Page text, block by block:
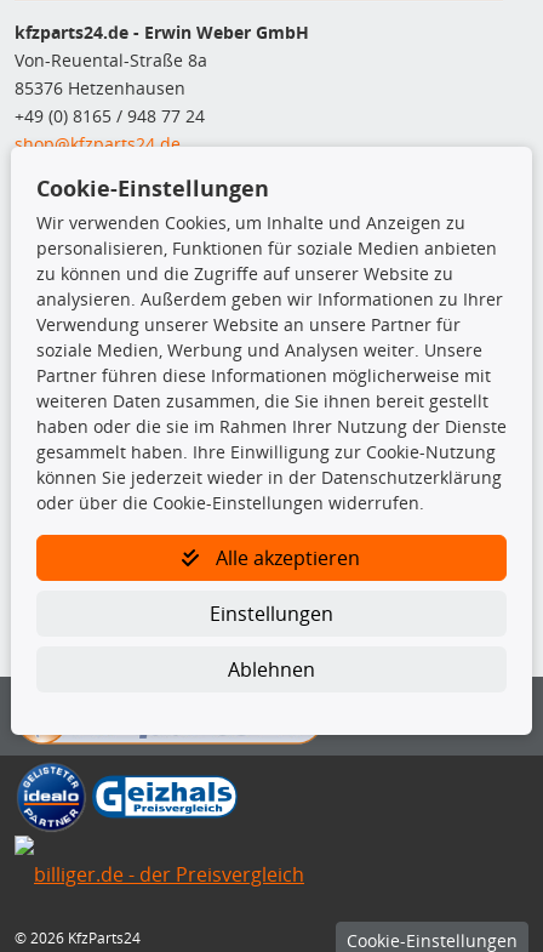
kfzparts24.de - Erwin Weber GmbH
Von-Reuental-Straße 8a
85376 Hetzenhausen
+49 (0) 8165 / 948 77 24
shop@kfzparts24.de
Top Produkte
Dachboxen
Dachgrundträger
Ersatzteile
Fahrradträger
Motoröle
Pflege- & Wartungsmittel
Schneeketten
TecDoc Inside
Die hier angezeigten Daten insbesondere die gesamte Datenbank dürfen
Es ist zu unterlassen, die Daten oder die gesamte Datenbank ohne
Zuwiderhandeln stellt eine Urheberrechtsverletzung dar und wird verfolgt.
Bitte prüfen Sie, ob das über unseren Onlineshop identifizierte Ersatzteil
auch tatsächlich dem gesuchten Ersatzteil entspricht.
Gegebenenfalls sind ergänzende Informationen notwendig, um
sicherzustellen, dass das gewählte Ersatzteil auch in das gewünschte
Kraftfahrzeug passt.
Für Fragen stehen wir Ihnen gerne zur Verfügung.
© 2026 KfzParts24
Cookie-Einstellungen
Cookie-Einstellungen
Wir verwenden Cookies, um Inhalte und Anzeigen zu
personalisieren, Funktionen für soziale Medien anbieten
zu können und die Zugriffe auf unserer Website zu
analysieren. Außerdem geben wir Informationen zu Ihrer
Verwendung unserer Website an unsere Partner für
soziale Medien, Werbung und Analysen weiter. Unsere
Partner führen diese Informationen möglicherweise mit
weiteren Daten zusammen, die Sie ihnen bereit gestellt
haben oder die sie im Rahmen Ihrer Nutzung der Dienste
gesammelt haben. Ihre Einwilligung zur Cookie-Nutzung
können Sie jederzeit wieder in der Datenschutzerklärung
oder über die Cookie-Einstellungen widerrufen.
Alle akzeptieren
Einstellungen
Ablehnen